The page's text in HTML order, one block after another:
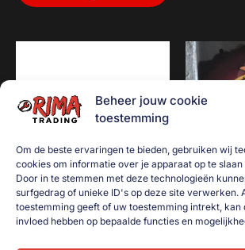
Beheer jouw cookie
toestemming
Om de beste ervaringen te bieden, gebruiken wij
cookies om informatie over je apparaat op te
Door in te stemmen met deze technologieën
surfgedrag of unieke ID's op deze site verwerken.
toestemming geeft of uw toestemming intrekt, kan
invloed hebben op bepaalde functies en
Castrol MOTOR OIL Höken –